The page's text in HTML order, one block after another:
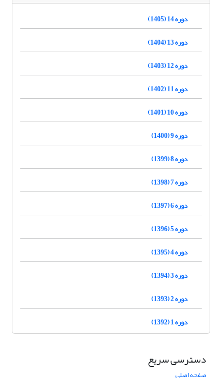
دوره 14 (1405)
دوره 13 (1404)
دوره 12 (1403)
دوره 11 (1402)
دوره 10 (1401)
دوره 9 (1400)
دوره 8 (1399)
دوره 7 (1398)
دوره 6 (1397)
دوره 5 (1396)
دوره 4 (1395)
دوره 3 (1394)
دوره 2 (1393)
دوره 1 (1392)
دسترسی سریع
صفحه اصلی